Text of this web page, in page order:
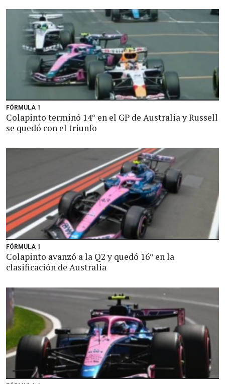
FÓRMULA 1
Colapinto terminó 14° en el GP de Australia y Russell
se quedó con el triunfo
FÓRMULA 1
Colapinto avanzó a la Q2 y quedó 16° en la
clasificación de Australia